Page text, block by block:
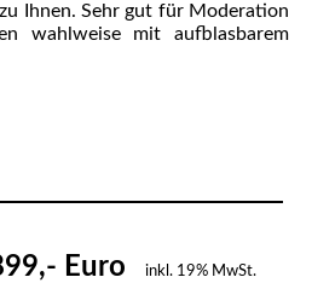
Ihnen. Sehr gut für Moderation
wahlweise mit aufblasbarem
Euro inkl. 19% MwSt.